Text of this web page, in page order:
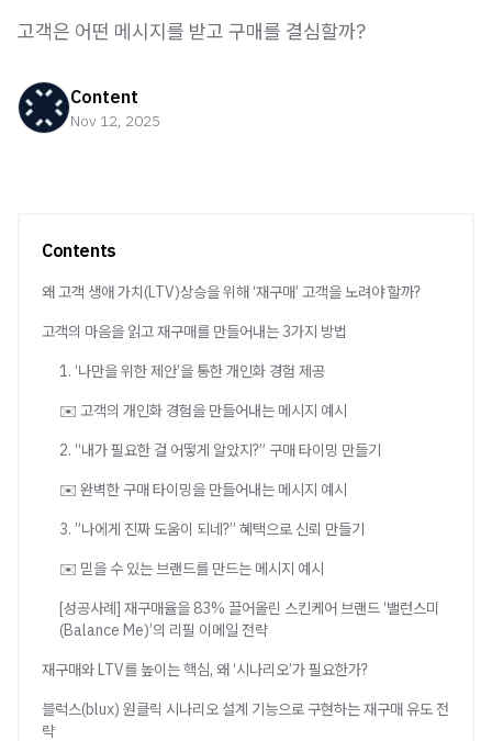
고객은 어떤 메시지를 받고 구매를 결심할까?
Content
Nov 12, 2025
Contents
왜 고객 생애 가치(LTV)상승을 위해 ‘재구매’ 고객을 노려야 할까?
고객의 마음을 읽고 재구매를 만들어내는 3가지 방법
1. ‘나만을 위한 제안’을 통한 개인화 경험 제공
✉️ 고객의 개인화 경험을 만들어내는 메시지 예시
2. “내가 필요한 걸 어떻게 알았지?” 구매 타이밍 만들기
✉️ 완벽한 구매 타이밍을 만들어내는 메시지 예시
3. ”나에게 진짜 도움이 되네?” 혜택으로 신뢰 만들기
✉️ 믿을 수 있는 브랜드를 만드는 메시지 예시
[성공사례] 재구매율을 83% 끌어올린 스킨케어 브랜드 ‘밸런스미
(Balance Me)’의 리필 이메일 전략
재구매와 LTV를 높이는 핵심, 왜 ‘시나리오’가 필요한가?
블럭스(blux) 원클릭 시나리오 설계 기능으로 구현하는 재구매 유도 전
략